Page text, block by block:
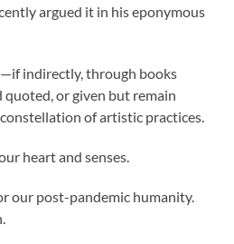
argued it in his eponymous
indirectly, through books
or given but remain
of artistic practices.
heart and senses.
our post-pandemic humanity.